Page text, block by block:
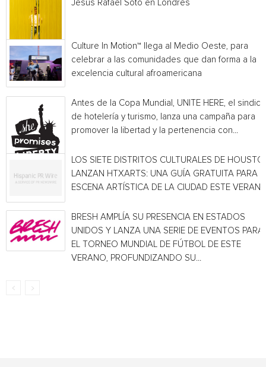
Jesús Rafael Soto en Londres
Culture In Motion™ llega al Medio Oeste, para
celebrar a las comunidades que dan forma a la
excelencia cultural afroamericana
Antes de la Copa Mundial, UNITE HERE, el
de hotelería y turismo, lanza una campaña para
promover la libertad y la pertenencia con...
LOS SIETE DISTRITOS CULTURALES DE
LANZAN HTXARTS: UNA GUÍA GRATUITA PARA
ESCENA ARTÍSTICA DE LA CIUDAD ESTE
BRESH AMPLÍA SU PRESENCIA EN ESTADOS
UNIDOS Y LANZA UNA SERIE DE EVENTOS PARA
EL TORNEO MUNDIAL DE FÚTBOL DE ESTE
VERANO, PROFUNDIZANDO SU...